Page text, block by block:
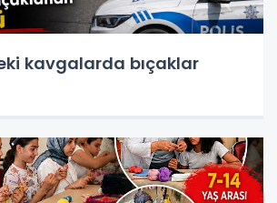
kavgalarda bıçaklar